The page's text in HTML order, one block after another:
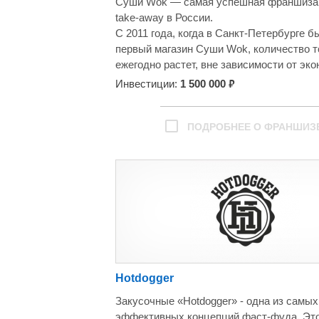
take-away в России.
С 2011 года, когда в Санкт-Петербурге
первый магазин Суши Wok, количество
ежегодно растет, вне зависимости от
ситуации в стране. Сегодня под
Инвестиции: 1 500 000 ₽
ПОДРОБНЕЕ О
Hotdogger
Закусочные «Hotdogger» - одна из самых
эффективных концепций фаст-фуда.